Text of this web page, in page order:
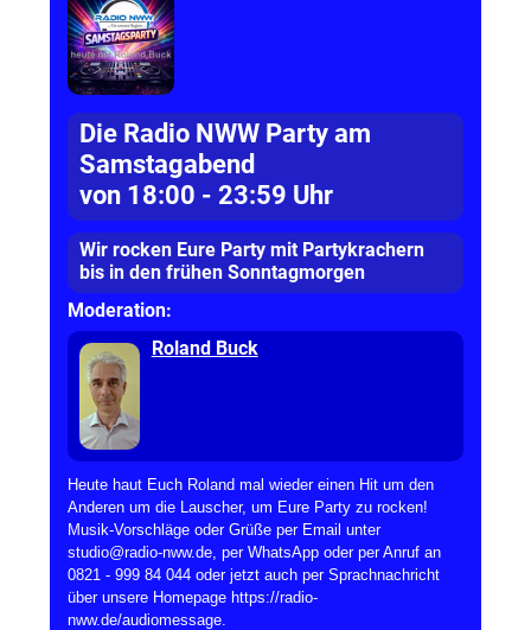
Die Radio NWW Party am
Samstagabend
von 18:00 - 23:59 Uhr
Wir rocken Eure Party mit Partykrachern
bis in den frühen Sonntagmorgen
Moderation:
Roland Buck
Heute haut Euch Roland mal wieder einen Hit um den
Anderen um die Lauscher, um Eure Party zu rocken!
Musik-Vorschläge oder Grüße per Email unter
studio@radio-nww.de, per WhatsApp oder per Anruf an
0821 - 999 84 044 oder jetzt auch per Sprachnachricht
über unsere Homepage https://radio-
nww.de/audiomessage.